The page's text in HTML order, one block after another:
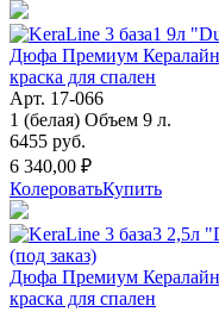
Дюфа Премиум
краска для спален
Арт. 17-066
1 (белая) Объем 9 л.
6455 руб.
6 340,00 ₽
КолероватьКупить
Дюфа Премиум
краска для спален